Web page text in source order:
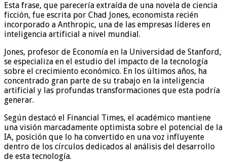
Esta frase, que parecería extraída de una novela de ciencia
ficción, fue escrita por Chad Jones, economista recién
incorporado a Anthropic, una de las empresas líderes en
inteligencia artificial a nivel mundial.
Jones, profesor de Economía en la Universidad de Stanford,
se especializa en el estudio del impacto de la tecnología
sobre el crecimiento económico. En los últimos años, ha
concentrado gran parte de su trabajo en la inteligencia
artificial y las profundas transformaciones que esta podría
generar.
Según destacó el Financial Times, el académico mantiene
una visión marcadamente optimista sobre el potencial de la
IA, posición que lo ha convertido en una voz influyente
dentro de los círculos dedicados al análisis del desarrollo
de esta tecnología.